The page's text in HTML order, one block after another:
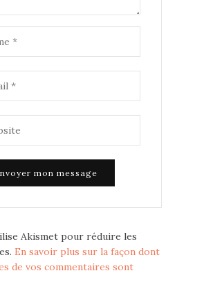
Akismet pour réduire les
En savoir plus sur la façon dont
de vos commentaires sont